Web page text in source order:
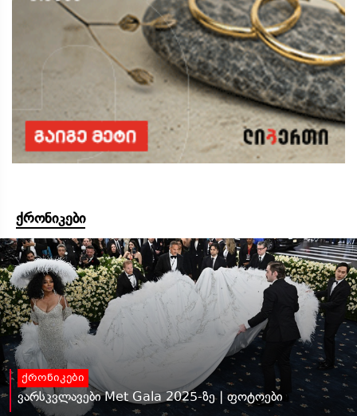
ქრონიკები
ქრონიკები
ვარსკვლავები Met Gala 2025-ზე | ფოტოები